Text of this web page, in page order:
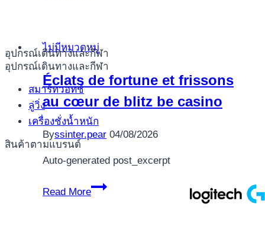
อุปกรณ์เดินทางและกีฬา
อุปกรณ์เดินทางและกีฬา
สมาร์ทวอทช์
ลู่วิ่ง
เครื่องชั่งน้ำหนัก
สินค้าตามแบรนด์
besten
Gangbar-
Spielcasino
wird
wirklich
so
wie
dasjenige
ไม่มีหมวดหมู่
Éclats de fortune et frissons
au cœur de blitz be casino
Byssinter.pear 04/08/2026
Auto-generated post_excerpt
Read More
Éclats